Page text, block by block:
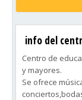
info del
Centro de
y mayores.
Se ofrece